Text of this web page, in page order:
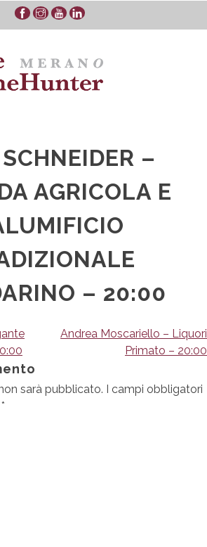
–
AGRICOLA E
– 20:00
Andrea Moscariello – Liquori
Primato – 20:00
sarà pubblicato. I campi obbligatori
*